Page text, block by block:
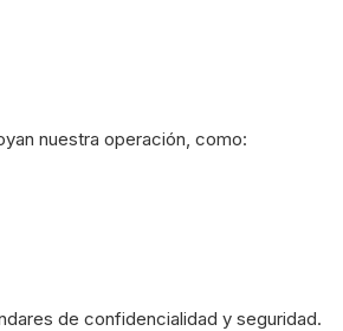
nuestra operación, como:
de confidencialidad y seguridad.